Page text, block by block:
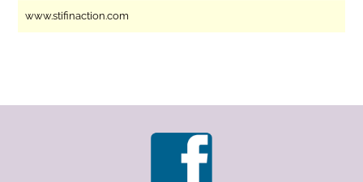
www.stifinaction.com